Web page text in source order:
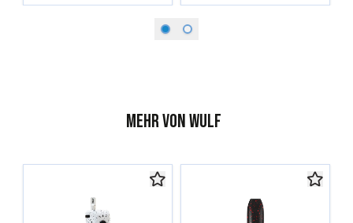
Mehr von Wulf